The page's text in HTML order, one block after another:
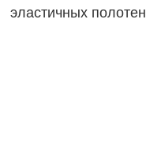
эластичных полотен